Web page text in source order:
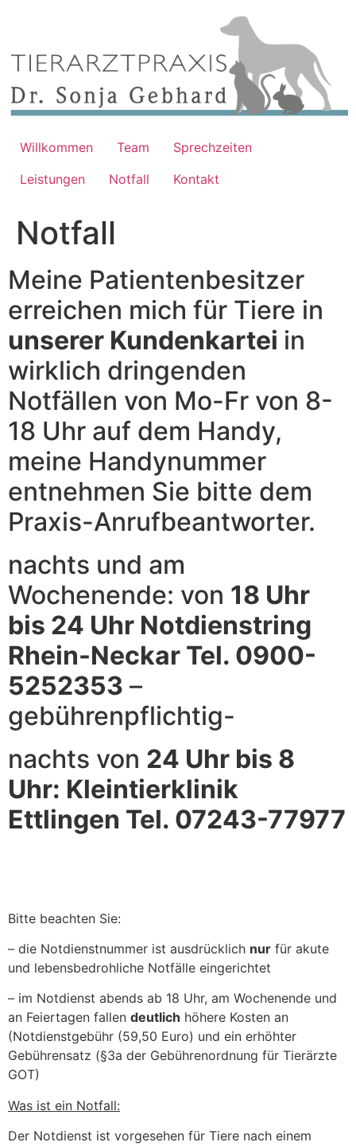
Willkommen Team
Sprechzeiten
Leistungen
Notfall Kontakt
Notfall
Meine Patientenbesitzer
erreichen mich für Tiere in
unserer Kundenkartei in
wirklich dringenden
Notfällen von Mo-Fr von 8-
18 Uhr auf dem Handy,
meine Handynummer
entnehmen Sie bitte dem
Praxis-Anrufbeantworter.
nachts und am
Wochenende: von 18 Uhr
bis 24 Uhr Notdienstring
Rhein-Neckar Tel. 0900-
5252353 –
gebührenpflichtig-
nachts von 24 Uhr bis 8
Uhr: Kleintierklinik
Ettlingen Tel. 07243-77977
Bitte beachten Sie:
– die Notdienstnummer ist ausdrücklich nur für akute
und lebensbedrohliche Notfälle eingerichtet
– im Notdienst abends ab 18 Uhr, am Wochenende und
an Feiertagen fallen deutlich höhere Kosten an
(Notdienstgebühr (59,50 Euro) und ein erhöhter
Gebührensatz (§3a der Gebührenordnung für Tierärzte
GOT)
Was ist ein Notfall:
Der Notdienst ist vorgesehen für Tiere nach einem